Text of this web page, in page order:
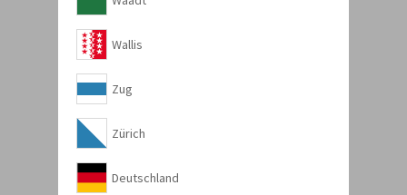
Wallis
Zug
Zürich
Deutschland